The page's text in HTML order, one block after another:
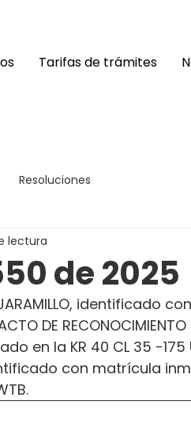
Tarifas de trámites
Resoluciones
de 2025
lectura
JARAMILLO, identificado
DE RECONOCIMIENTO
en la KR 40 CL 35 -
con matrícula